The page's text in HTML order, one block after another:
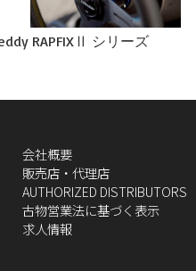
RAPFIXⅡ シリーズ
会社概要
販売店・代理店
AUTHORIZED DISTRIBUTORS
古物営業法に基づく表示
求人情報